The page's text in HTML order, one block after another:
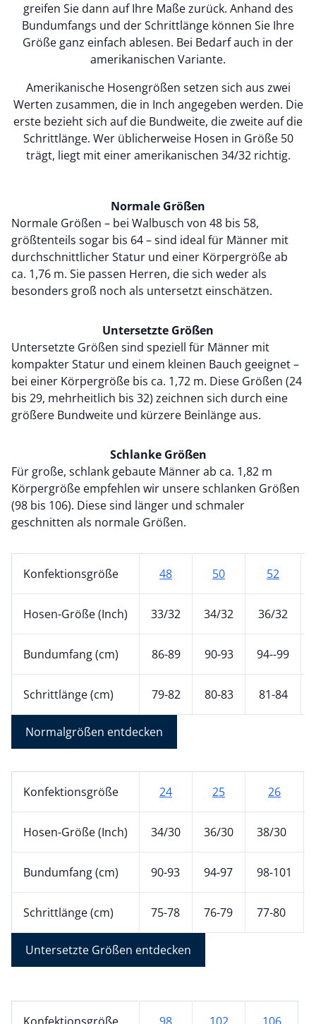
greifen Sie dann auf Ihre Maße zurück. Anhand des
Bundumfangs und der Schrittlänge können Sie Ihre
Größe ganz einfach ablesen. Bei Bedarf auch in der
amerikanischen Variante.
Amerikanische Hosengrößen setzen sich aus zwei
Werten zusammen, die in Inch angegeben werden. Die
erste bezieht sich auf die Bundweite, die zweite auf die
Schrittlänge. Wer üblicherweise Hosen in Größe 50
trägt, liegt mit einer amerikanischen 34/32 richtig.
Normale Größen
Normale Größen – bei Walbusch von 48 bis 58,
größtenteils sogar bis 64 – sind ideal für Männer mit
durchschnittlicher Statur und einer Körpergröße ab
ca. 1,76 m. Sie passen Herren, die sich weder als
besonders groß noch als untersetzt einschätzen.
Untersetzte Größen
Untersetzte Größen sind speziell für Männer mit
kompakter Statur und einem kleinen Bauch geeignet –
bei einer Körpergröße bis ca. 1,72 m. Diese Größen (24
bis 29, mehrheitlich bis 32) zeichnen sich durch eine
größere Bundweite und kürzere Beinlänge aus.
Schlanke Größen
Für große, schlank gebaute Männer ab ca. 1,82 m
Körpergröße empfehlen wir unsere schlanken Größen
(98 bis 106). Diese sind länger und schmaler
geschnitten als normale Größen.
Konfektionsgröße 48 50 52
Hosen-Größe (Inch) 33/32 34/32 36/32
Bundumfang (cm) 86-89 90-93 94--99
Schrittlänge (cm) 79-82 80-83 81-84
Normalgrößen entdecken
Konfektionsgröße 24 25 26
Hosen-Größe (Inch) 34/30 36/30 38/30
Bundumfang (cm) 90-93 94-97 98-101
Schrittlänge (cm) 75-78 76-79 77-80
Untersetzte Größen entdecken